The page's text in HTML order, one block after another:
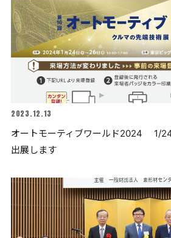
2023.12.13
オートモーティブワールド2024 1/
出展します